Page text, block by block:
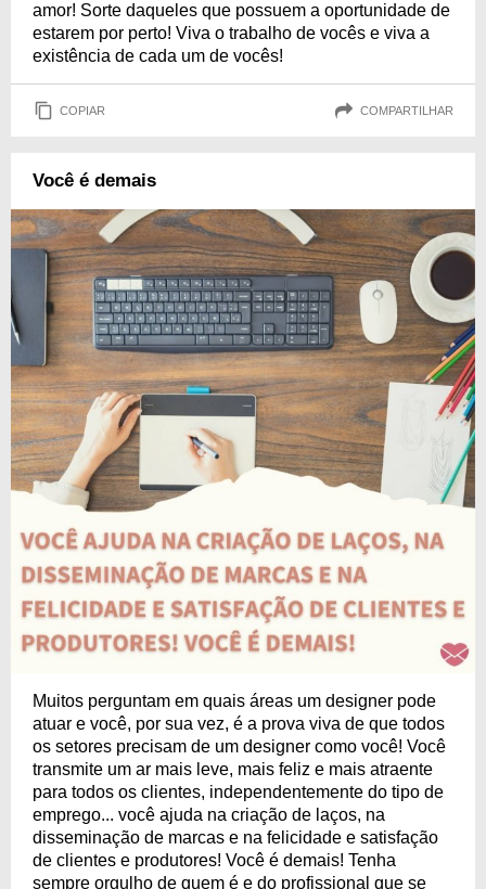
amor! Sorte daqueles que possuem a oportunidade de
estarem por perto! Viva o trabalho de vocês e viva a
existência de cada um de vocês!
COPIAR COMPARTILHAR
Você é demais
Muitos perguntam em quais áreas um designer pode
atuar e você, por sua vez, é a prova viva de que todos
os setores precisam de um designer como você! Você
transmite um ar mais leve, mais feliz e mais atraente
para todos os clientes, independentemente do tipo de
emprego... você ajuda na criação de laços, na
disseminação de marcas e na felicidade e satisfação
de clientes e produtores! Você é demais! Tenha
sempre orgulho de quem é e do profissional que se